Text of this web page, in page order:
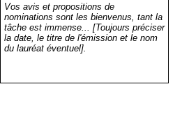
Vos avis et propositions de
nominations sont les bienvenus, tant la
tâche est immense... [Toujours préciser
la date, le titre de l'émission et le nom
du lauréat éventuel].